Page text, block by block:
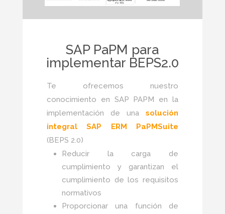
SAP PaPM para
implementar BEPS2.0
Te ofrecemos nuestro
conocimiento en SAP PAPM en la
implementación de unasolución
integral SAP ERM PaPMSuite
(BEPS 2.0)
Reducir la carga de
cumplimiento y garantizan el
cumplimiento de los requisitos
normativos
Proporcionar una función de